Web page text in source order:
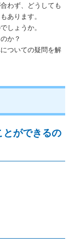
わず、どうしても
あります。
しょうか。
か？
ついての疑問を解
とができるの